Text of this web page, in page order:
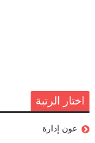
اختار الرتبة
عون إدارة